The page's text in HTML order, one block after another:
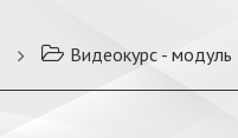
Видеокурс - модуль